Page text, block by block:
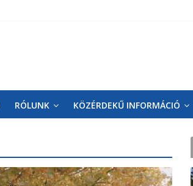
RÓLUNK KÖZÉRDEKŰ INFORMÁCIÓ